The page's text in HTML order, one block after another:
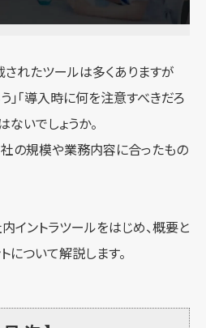
れたツールは多くありますが
」「導入時に何を注意すべきだろ
ないでしょうか。
の規模や業務内容に合ったもの
イントラツールをはじめ、概要と
について解説します。